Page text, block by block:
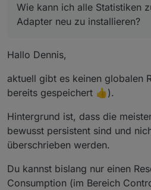
Wie kann ich alle Statistiken
Adapter neu zu installieren?
Hallo Dennis,
aktuell gibt es keinen globalen
bereits gespeichert 👍).
Hintergrund ist, dass die
bewusst persistent sind und
überschrieben werden.
Du kannst bislang nur einen
Consumption (im Bereich